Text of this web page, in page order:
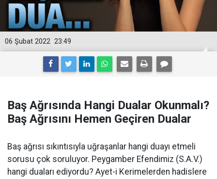
23:49
06 Şubat 2022
Baş Ağrısında Hangi Dualar Okunmalı?
Baş Ağrısını Hemen Geçiren Dualar
Baş ağrısı sıkıntısıyla uğraşanlar hangi duayı etmeli
sorusu çok soruluyor. Peygamber Efendimiz (S.A.V.)
hangi duaları ediyordu? Ayet-i Kerimelerden hadislere